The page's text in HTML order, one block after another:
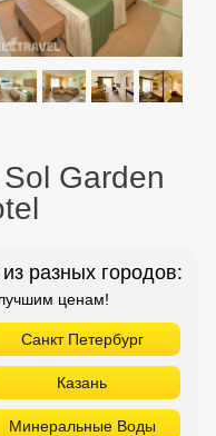
Garden
разных городов:
ценам!
Санкт Петербург
Казань
Минеральные Воды